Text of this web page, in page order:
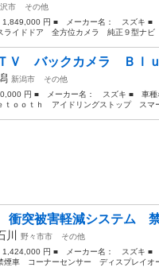
市
その他
円 ■ メーカー名： スズキ ■
イドドア 全方位カメラ 純正９型ナビ
Ｖ バックカメラ Ｂｌ
新潟市
その他
円 ■ メーカー名： スズキ ■ 車
ｏｏｔｈ アイドリングストップ スマ
衝突被害軽減システム
川 野々市市
その他
円 ■ メーカー名： スズキ ■
車 コーナーセンサー ディスプレイオ